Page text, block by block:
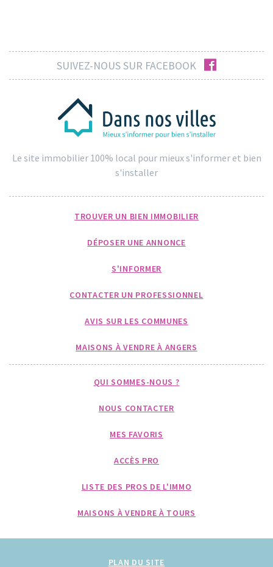
SUIVEZ-NOUS SUR FACEBOOK facebook
Le site immobilier 100% local pour mieux s'informer et bien
s'installer
TROUVER UN BIEN IMMOBILIER
DÉPOSER UNE ANNONCE
S'INFORMER
CONTACTER UN PROFESSIONNEL
AVIS SUR LES COMMUNES
MAISONS À VENDRE À ANGERS
QUI SOMMES-NOUS ?
NOUS CONTACTER
MES FAVORIS
ACCÈS PRO
LISTE DES PROS DE L'IMMO
MAISONS À VENDRE À TOURS
PLAN DU SITE